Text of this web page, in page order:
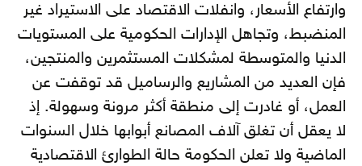
وارتفاع الأسعار، وانفلات الاقتصاد على الاستيراد غير
المنضبط، وتجاهل الإدارات الحكومية على المستويات
الدنيا والمتوسطة لمشكلات المستثمرين والمنتجين،
فإن العديد من المشاريع والرساميل قد توقفت عن
العمل، أو غادرت إلى منطقة أكثر مرونة وسهولة. إذ
لا يعقل أن تغلق آلاف المصانع أبوابها خلال السنوات
الماضية ولا تعلن الحكومة حالة الطوارئ الاقتصادية